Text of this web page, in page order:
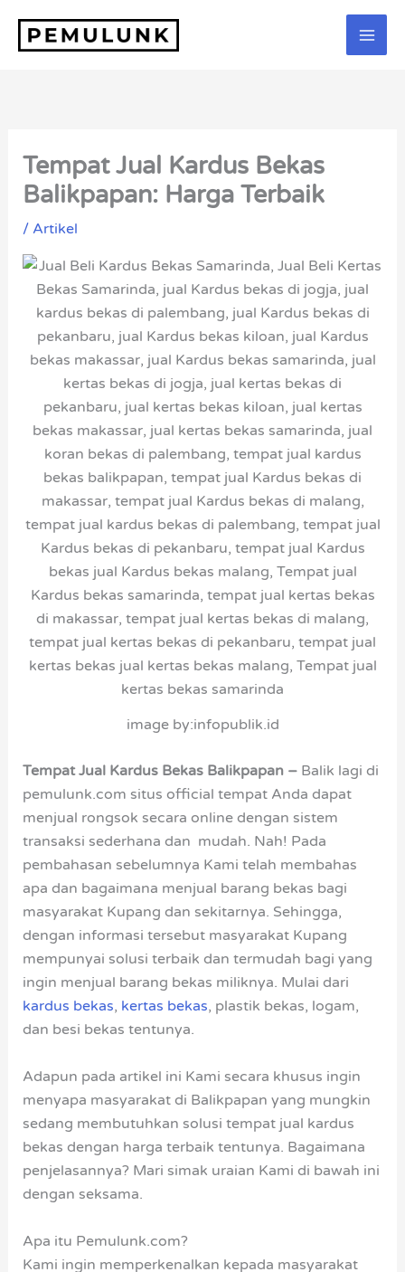
Tempat Jual Kardus Bekas
Balikpapan: Harga Terbaik
/ Artikel
image by:infopublik.id
Tempat Jual Kardus Bekas Balikpapan – Balik lagi di
pemulunk.com situs official tempat Anda dapat
menjual rongsok secara online dengan sistem
transaksi sederhana dan mudah. Nah! Pada
pembahasan sebelumnya Kami telah membahas
apa dan bagaimana menjual barang bekas bagi
masyarakat Kupang dan sekitarnya. Sehingga,
dengan informasi tersebut masyarakat Kupang
mempunyai solusi terbaik dan termudah bagi yang
ingin menjual barang bekas miliknya. Mulai dari
kardus bekas, kertas bekas, plastik bekas, logam,
dan besi bekas tentunya.
Adapun pada artikel ini Kami secara khusus ingin
menyapa masyarakat di Balikpapan yang mungkin
sedang membutuhkan solusi tempat jual kardus
bekas dengan harga terbaik tentunya. Bagaimana
penjelasannya? Mari simak uraian Kami di bawah ini
dengan seksama.
Apa itu Pemulunk.com?
Kami ingin memperkenalkan kepada masyarakat